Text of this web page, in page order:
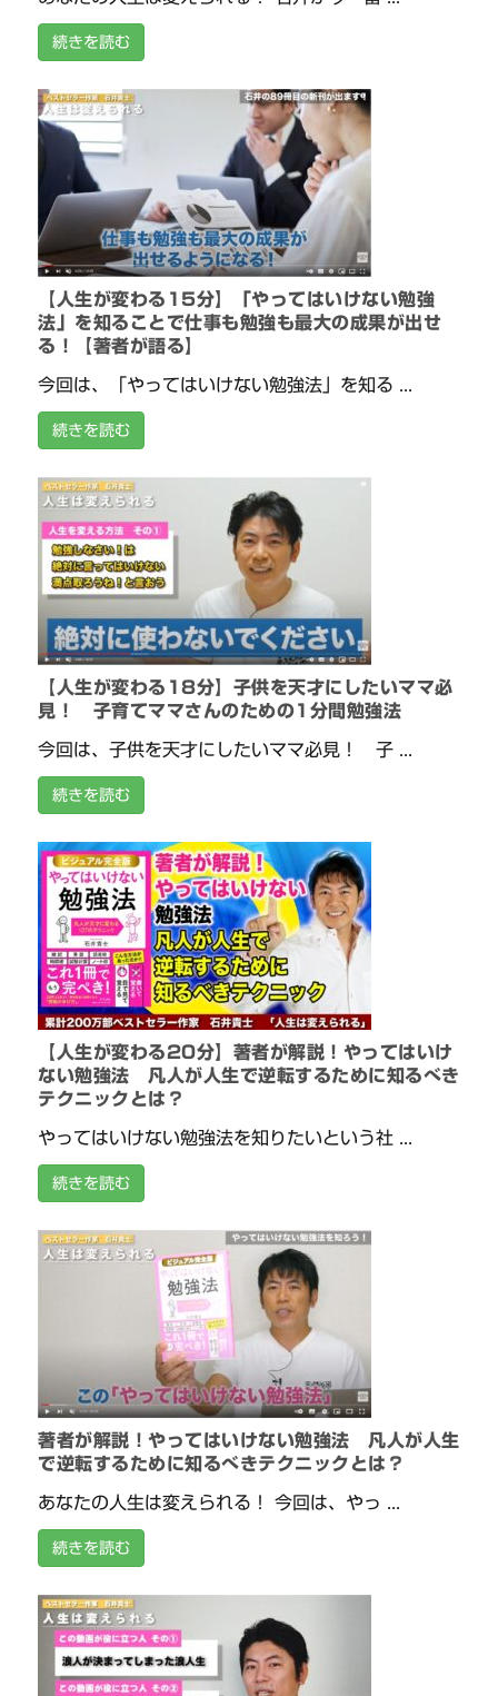
続きを読む
【人生が変わる15分】「やってはいけない勉強
法」を知ることで仕事も勉強も最大の成果が出せ
る！【著者が語る】
今回は、「やってはいけない勉強法」を知る ...
続きを読む
【人生が変わる18分】子供を天才にしたいママ必
見！ 子育てママさんのための1分間勉強法
今回は、子供を天才にしたいママ必見！ 子 ...
続きを読む
【人生が変わる20分】著者が解説！やってはいけ
ない勉強法 凡人が人生で逆転するために知るべき
テクニックとは？
やってはいけない勉強法を知りたいという社 ...
続きを読む
著者が解説！やってはいけない勉強法 凡人が人生
で逆転するために知るべきテクニックとは？
あなたの人生は変えられる！ 今回は、やっ ...
続きを読む